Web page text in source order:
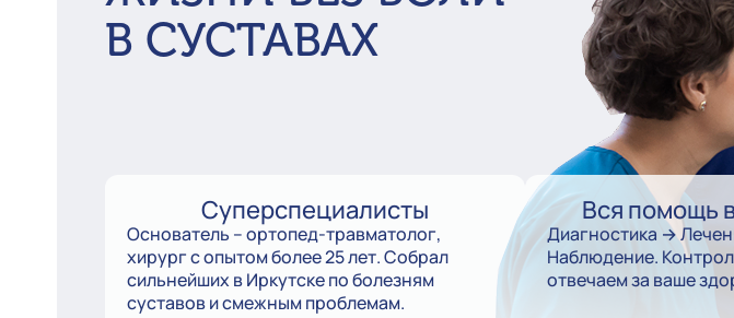
В СУСТАВАХ
Суперспециалисты
Основатель – ортопед-травматолог,
хирург с опытом более 25 лет. Собрал
сильнейших в Иркутске по болезням
суставов и смежным проблемам.
Вся помощь
Диагностика →
Наблюдение.
отвечаем за ваше